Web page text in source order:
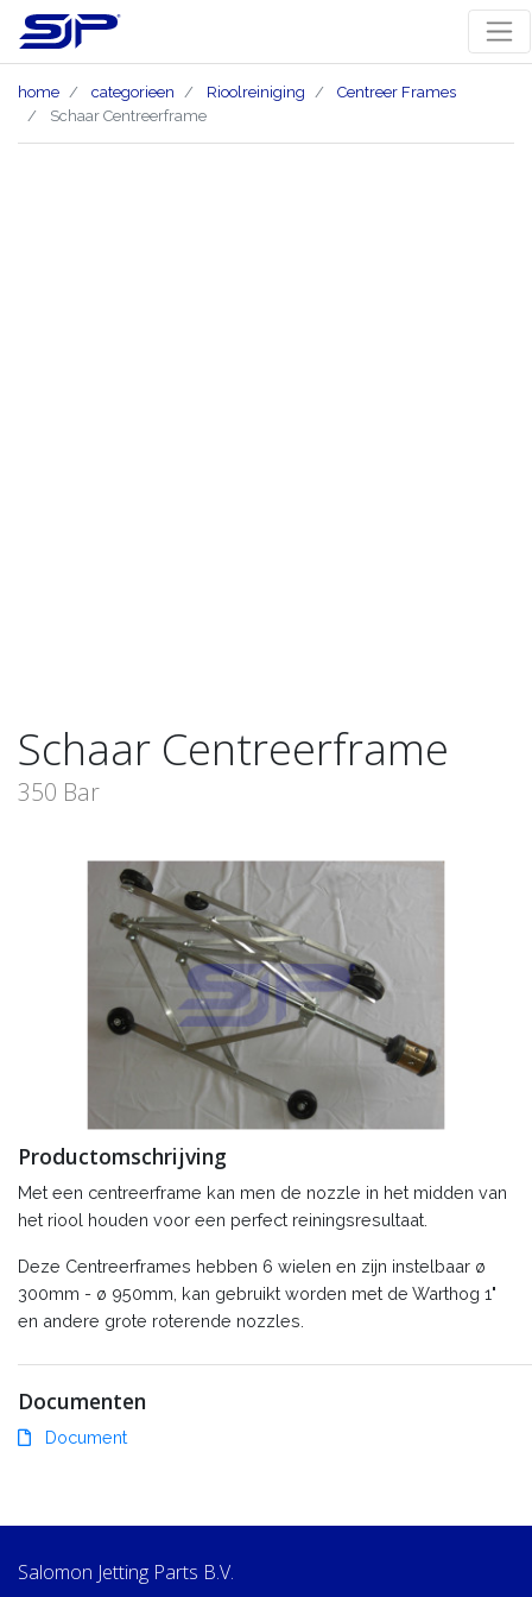
home categorieen Rioolreiniging
Centreer Frames
Schaar Centreerframe
Schaar Centreerframe
350 Bar
Productomschrijving
Met een centreerframe kan men de nozzle in het midden van
het riool houden voor een perfect reiningsresultaat.
Deze Centreerframes hebben 6 wielen en zijn instelbaar ø
300mm - ø 950mm, kan gebruikt worden met de Warthog 1"
en andere grote roterende nozzles.
Documenten
Document
Salomon Jetting Parts B.V.